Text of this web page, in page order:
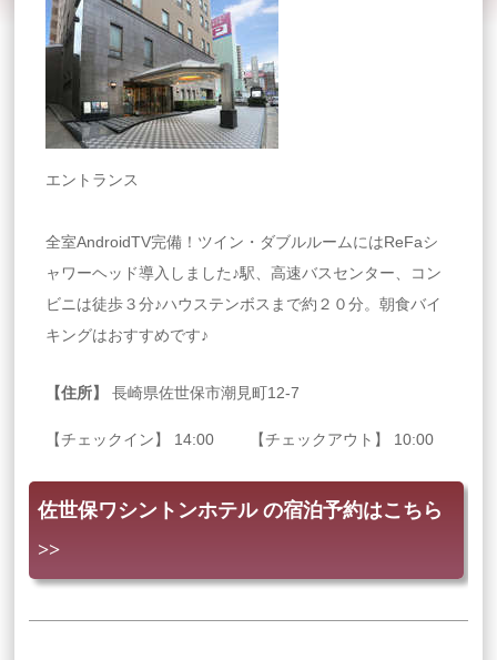
エントランス
全室AndroidTV完備！ツイン・ダブルルームにはReFaシ
ャワーヘッド導入しました♪駅、高速バスセンター、コン
ビニは徒歩３分♪ハウステンボスまで約２０分。朝食バイ
キングはおすすめです♪
【住所】 長崎県佐世保市潮見町12-7
【チェックイン】 14:00 【チェックアウト】 10:00
佐世保ワシントンホテル の宿泊予約はこちら
>>